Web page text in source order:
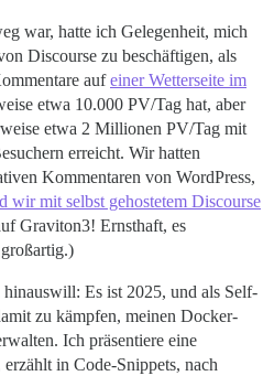
war, hatte ich Gelegenheit, mich
Discourse zu beschäftigen, als
aufeiner Wetterseite im
etwa 10.000 PV/Tag hat, aber
etwa 2 Millionen PV/Tag mit
erreicht. Wir hatten
Kommentaren von WordPress,
wir mit selbst gehostetem Discourse
Graviton3! Ernsthaft, es
Es ist 2025, und als Self-
zu kämpfen, meinen Docker-
Ich präsentiere eine
erzählt in Code-Snippets, nach